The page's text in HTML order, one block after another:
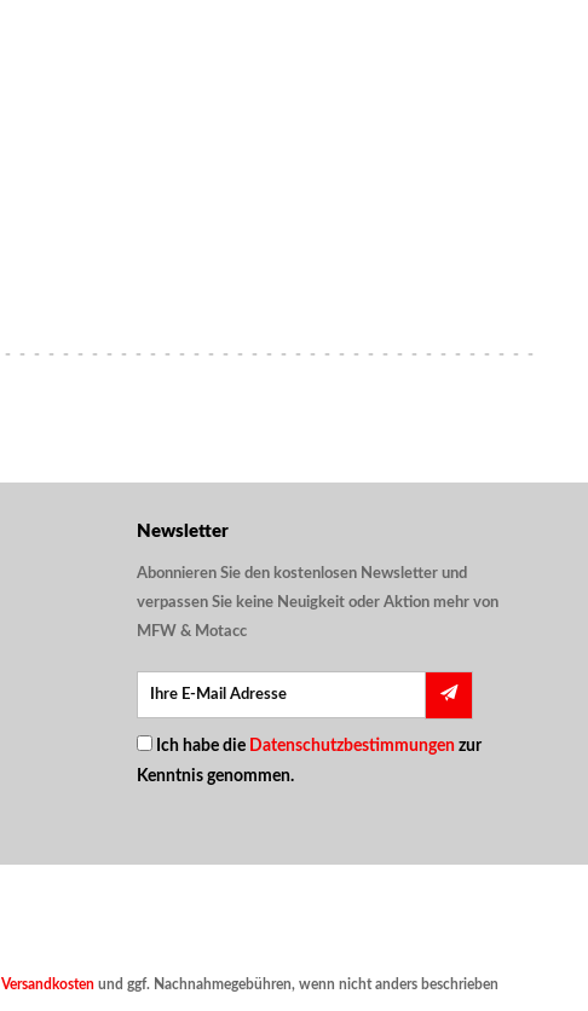
Newsletter
Abonnieren Sie den kostenlosen Newsletter und
verpassen Sie keine Neuigkeit oder Aktion mehr von
MFW & Motacc
Ich habe die Datenschutzbestimmungen zur
Kenntnis genommen.
Versandkostenund ggf. Nachnahmegebühren, wenn nicht anders beschrieben